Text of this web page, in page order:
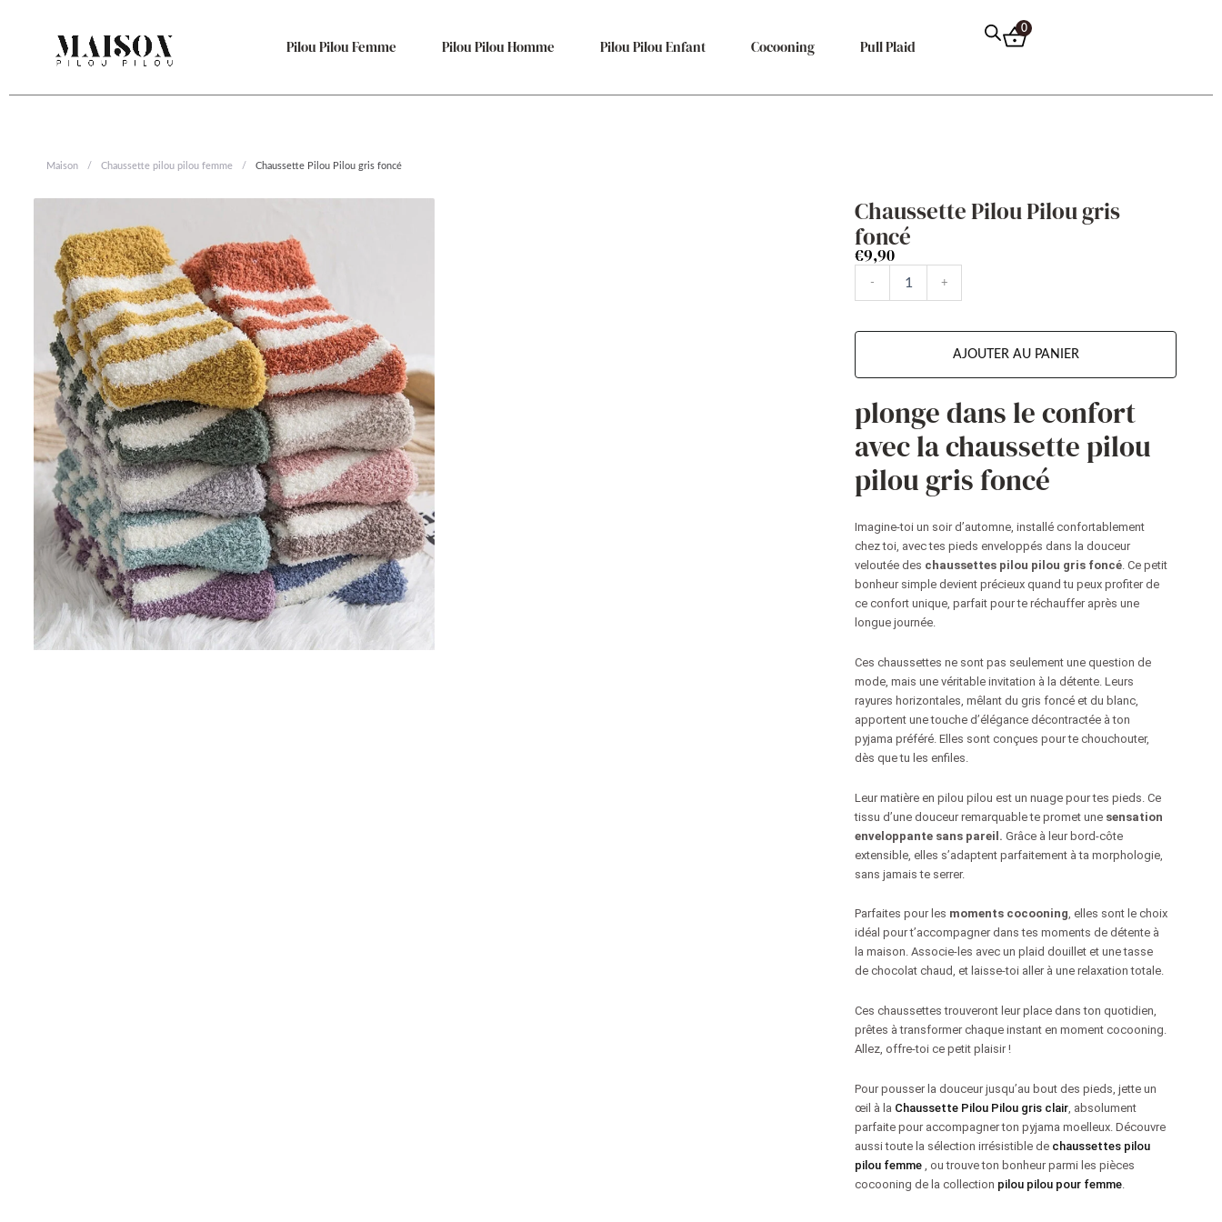
Pilou Pilou Femme Pilou Pilou Homme Pilou Pilou Enfant Cocooning Pull Plaid
0
Maison / Chaussette pilou pilou femme / Chaussette Pilou Pilou gris foncé
Chaussette Pilou Pilou gris
foncé
€9,90
-
foncé
+
AJOUTER AU PANIER
plonge dans le confort
avec la chaussette pilou
pilou gris foncé
Imagine-toi un soir d’automne, installé confortablement
chez toi, avec tes pieds enveloppés dans la douceur
veloutée des chaussettes pilou pilou gris foncé. Ce petit
bonheur simple devient précieux quand tu peux profiter de
ce confort unique, parfait pour te réchauffer après une
longue journée.
Ces chaussettes ne sont pas seulement une question de
mode, mais une véritable invitation à la détente. Leurs
rayures horizontales, mêlant du gris foncé et du blanc,
apportent une touche d’élégance décontractée à ton
pyjama préféré. Elles sont conçues pour te chouchouter,
dès que tu les enfiles.
Leur matière en pilou pilou est un nuage pour tes pieds. Ce
tissu d’une douceur remarquable te promet une sensation
enveloppante sans pareil. Grâce à leur bord-côte
extensible, elles s’adaptent parfaitement à ta morphologie,
sans jamais te serrer.
Parfaites pour les moments cocooning, elles sont le choix
idéal pour t’accompagner dans tes moments de détente à
la maison. Associe-les avec un plaid douillet et une tasse
de chocolat chaud, et laisse-toi aller à une relaxation totale.
Ces chaussettes trouveront leur place dans ton quotidien,
prêtes à transformer chaque instant en moment cocooning.
Allez, offre-toi ce petit plaisir !
Pour pousser la douceur jusqu’au bout des pieds, jette un
œil à la Chaussette Pilou Pilou gris clair , absolument
parfaite pour accompagner ton pyjama moelleux. Découvre
aussi toute la sélection irrésistible de chaussettes pilou
pilou femme , ou trouve ton bonheur parmi les pièces
cocooning de la collection pilou pilou pour femme